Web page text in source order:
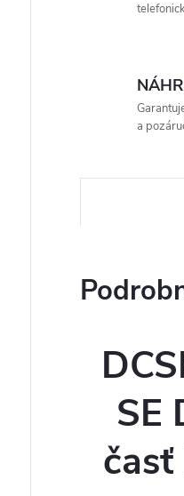
a
SE